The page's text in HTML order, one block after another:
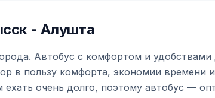
- Алушта
Автобус с комфортом и удобствами
пользу комфорта, экономии времени и
очень долго, поэтому автобус —